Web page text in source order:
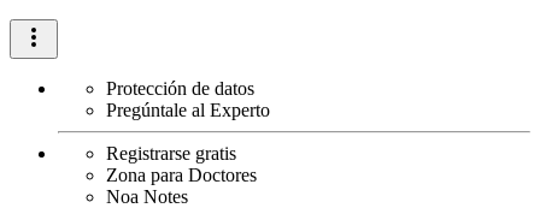
Protección de datos
Pregúntale al Experto
Registrarse gratis
Zona para Doctores
Noa Notes